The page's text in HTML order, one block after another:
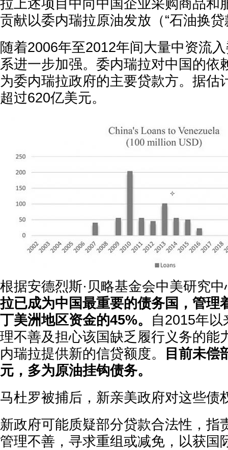
拉上述项目中向中国企业采购商品和
贡献以委内瑞拉原油发放（“石油换
随着2006年至2012年间大量中资流
系进一步加强。委内瑞拉对中国的依
为委内瑞拉政府的主要贷款方。据估
超过620亿美元。
根据安德烈斯·贝略基金会中美研究
拉已成为中国最重要的债务国，管理
丁美洲地区资金的45%。 自2015年
理不善及担心该国缺乏履行义务的能
内瑞拉提供新的信贷额度。
目前未偿
元，多为原油挂钩债务。
马杜罗被捕后，新亲美政府对这些债
新政府可能质疑部分贷款合法性，指
管理不善，寻求重组或减免，以获国